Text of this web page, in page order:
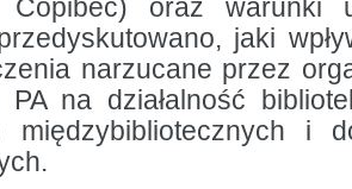
oraz warunki
jaki
narzucane przez
PA na działalność
międzybibliotecznych i